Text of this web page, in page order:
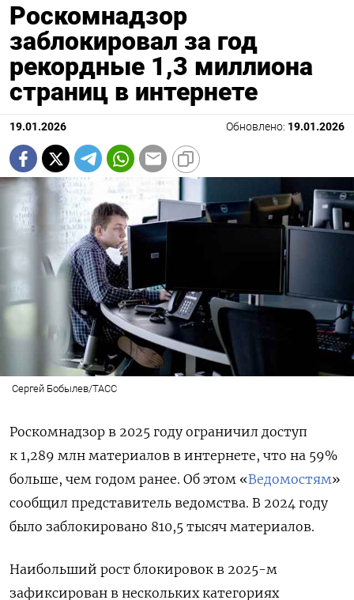
Роскомнадзор
заблокировал за год
рекордные 1,3 миллиона
страниц в интернете
19.01.2026 Обновлено: 19.01.2026
Сергей Бобылев/ТАСС
Роскомнадзор в 2025 году ограничил доступ
к 1,289 млн материалов в интернете, что на 59%
больше, чем годом ранее. Об этом «Ведомостям»
сообщил представитель ведомства. В 2024 году
было заблокировано 810,5 тысяч материалов.
Наибольший рост блокировок в 2025-м
зафиксирован в нескольких категориях